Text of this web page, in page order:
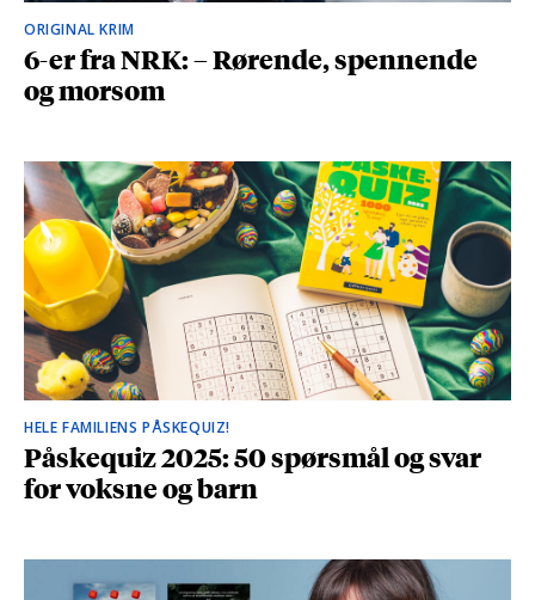
ORIGINAL KRIM
6-er fra NRK: – Rørende, spennende
og morsom
HELE FAMILIENS PÅSKEQUIZ!
Påskequiz 2025: 50 spørsmål og svar
for voksne og barn